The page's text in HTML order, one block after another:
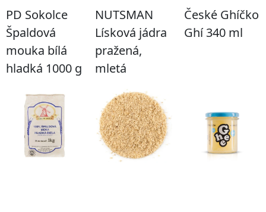
PD Sokolce
Špaldová
mouka bílá
hladká 1000 g
NUTSMAN
Lísková jádra
pražená,
mletá
České Ghíčko
Ghí 340 ml